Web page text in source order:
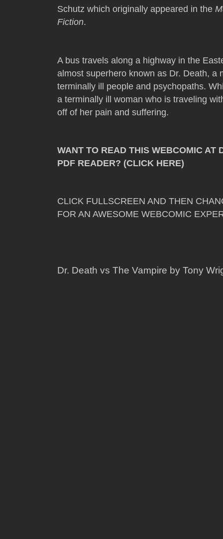
Schutz which originally appeared in the
Fiction.
A bus travels along a highway in the
almost superhero known as Dr. Death, a
terminally ill people and psychopaths.
a terminally ill woman who is traveling
off of her pain and suffering.
WANT TO READ THIS WEBCOMIC AT
PDF READER? (CLICK HERE)
CLICK FULLSCREEN AND THEN
FOR AN AWESOME WEBCOMIC
Dr. Death vs The Vampire by Tony